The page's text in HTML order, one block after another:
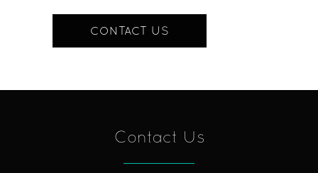
CONTACT US
Contact Us